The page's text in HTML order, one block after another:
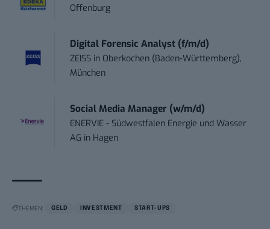
Offenburg
Digital Forensic Analyst (f/m/d)
ZEISS in Oberkochen (Baden-Württemberg),
München
Social Media Manager (w/m/d)
ENERVIE - Südwestfalen Energie und Wasser
AG in Hagen
THEMEN: GELD INVESTMENT START-UPS